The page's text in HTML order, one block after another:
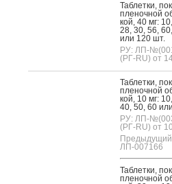
Таб­летки,
пле­ноч­ной
кой, 40 мг:
28, 30, 56,
или 120 шт.
РУ: ЛП-
(РГ-RU) от
Таб­летки,
пле­ноч­ной
кой, 10 мг:
40, 50, 60
РУ: ЛП-
(РГ-RU) от
ЛП-007166
Таб­летки,
пле­ноч­ной